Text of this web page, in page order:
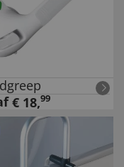
€ 18,99